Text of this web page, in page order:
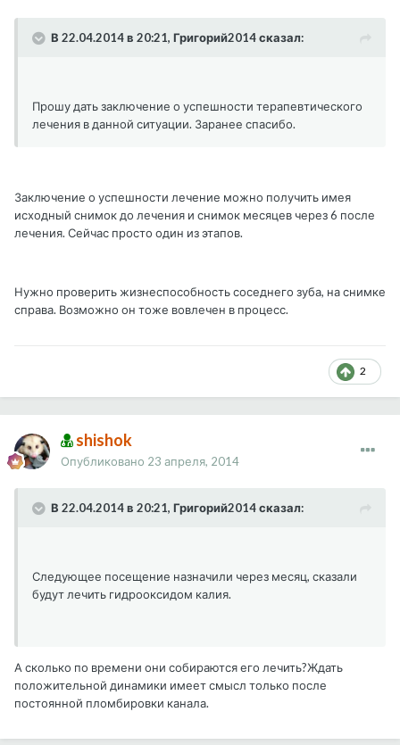
В 22.04.2014 в 20:21, Григорий2014 сказал:
Прошу дать заключение о успешности терапевтического
лечения в данной ситуации. Заранее спасибо.
Заключение о успешности лечение можно получить имея
исходный снимок до лечения и снимок месяцев через 6 после
лечения. Сейчас просто один из этапов.
Нужно проверить жизнеспособность соседнего зуба, на снимке
справа. Возможно он тоже вовлечен в процесс.
2
shishok
Опубликовано 23 апреля, 2014
В 22.04.2014 в 20:21, Григорий2014 сказал:
Следующее посещение назначили через месяц, сказали
будут лечить гидрооксидом калия.
А сколько по времени они собираются его лечить?Ждать
положительной динамики имеет смысл только после
постоянной пломбировки канала.